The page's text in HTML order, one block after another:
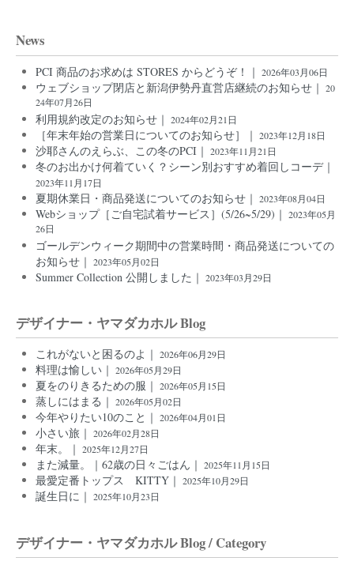
News
PCI 商品のお求めは STORES からどうぞ！｜ 2026年03月06日
ウェブショップ閉店と新潟伊勢丹直営店継続のお知らせ｜ 20
24年07月26日
利用規約改定のお知らせ｜ 2024年02月21日
［年末年始の営業日についてのお知らせ］｜ 2023年12月18日
沙耶さんのえらぶ、この冬のPCI｜ 2023年11月21日
冬のお出かけ何着ていく？シーン別おすすめ着回しコーデ｜
2023年11月17日
夏期休業日・商品発送についてのお知らせ｜ 2023年08月04日
Webショップ［ご自宅試着サービス］(5/26~5/29)｜ 2023年05月
26日
ゴールデンウィーク期間中の営業時間・商品発送についての
お知らせ｜ 2023年05月02日
Summer Collection 公開しました｜ 2023年03月29日
デザイナー・ヤマダカホル Blog
これがないと困るのよ｜ 2026年06月29日
料理は愉しい｜ 2026年05月29日
夏をのりきるための服｜ 2026年05月15日
蒸しにはまる｜ 2026年05月02日
今年やりたい10のこと｜ 2026年04月01日
小さい旅｜ 2026年02月28日
年末。｜ 2025年12月27日
また減量。｜62歳の日々ごはん｜ 2025年11月15日
最愛定番トップス KITTY｜ 2025年10月29日
誕生日に｜ 2025年10月23日
デザイナー・ヤマダカホル Blog / Category